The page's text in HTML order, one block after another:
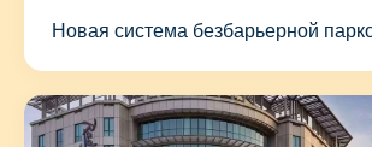
Новая система безбарьерной